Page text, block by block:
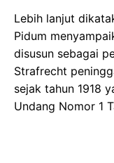
Lebih lanjut
Pidum
disusun sebagai
Strafrecht
sejak tahun 1918
Undang Nomor 1